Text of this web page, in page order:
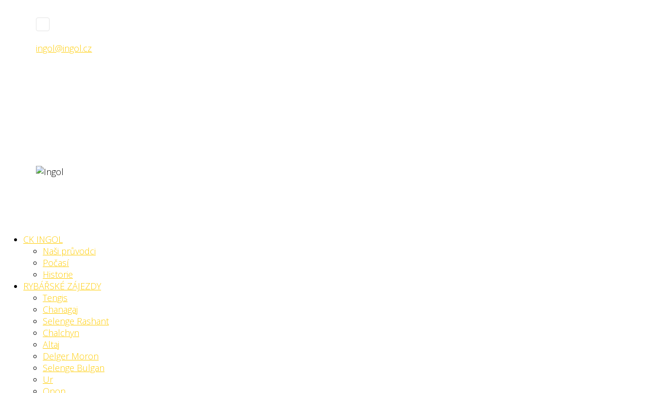
ingol@ingol.cz
CK INGOL
Naši průvodci
Počasí
Historie
RYBÁŘSKÉ ZÁJEZDY
Tengis
Chanagaj
Selenge Rashant
Chalchyn
Altaj
Delger Moron
Selenge Bulgan
Ur